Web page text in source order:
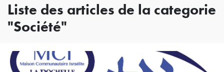
Liste des articles de la categorie
"Société"